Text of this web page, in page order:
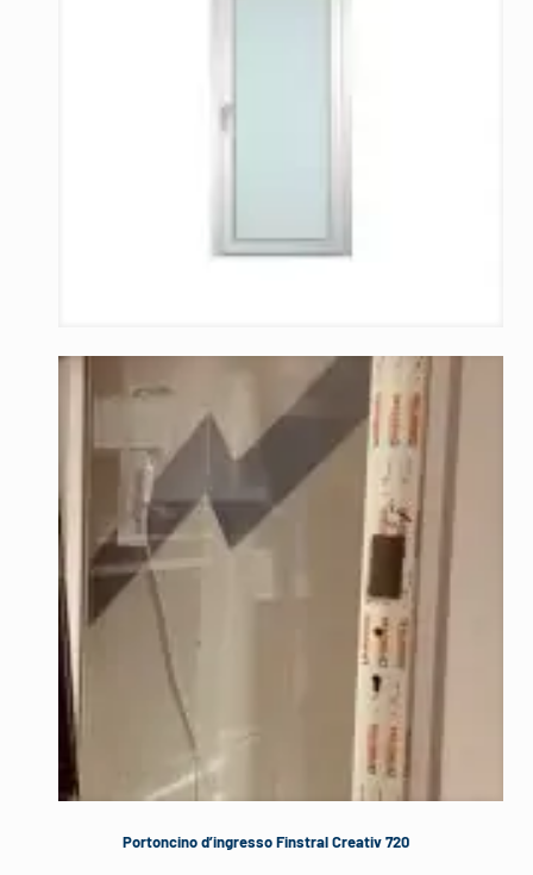
Portoncino d’ingresso Finstral Creativ 720